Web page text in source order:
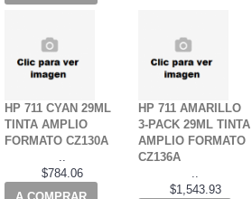
HP 711 CYAN 29ML
TINTA AMPLIO
FORMATO CZ130A
..
$784.06
HP 711 AMARILLO
3-PACK 29ML TINTA
AMPLIO FORMATO
CZ136A
..
$1,543.93